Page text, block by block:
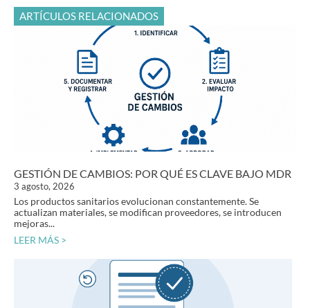
ARTÍCULOS RELACIONADOS
GESTIÓN DE CAMBIOS: POR QUÉ ES CLAVE BAJO MDR
3 agosto, 2026
Los productos sanitarios evolucionan constantemente. Se
actualizan materiales, se modifican proveedores, se introducen
mejoras...
LEER MÁS >